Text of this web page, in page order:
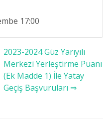
17:00
2023-2024 Güz Yarıyılı
Merkezi Yerleştirme Puanı
(Ek Madde 1) İle Yatay
Geçiş Başvuruları ⇒